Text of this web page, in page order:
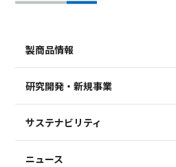
製商品情報
研究開発・新規事業
サステナビリティ
ニュース